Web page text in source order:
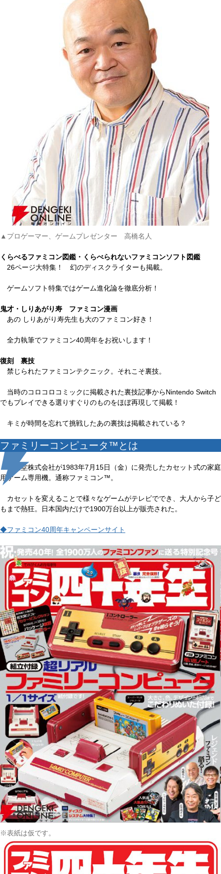
▲プロゲーマー、ゲームプレゼンター 高橋名人
くらべるファミコン図鑑・くらべられないファミコンソフト図鑑
26ページ大特集！ 幻のディスクライターも掲載。
ゲームソフト特集ではゲーム進化論を徹底分析！
鬼才・しりあがり寿 ファミコン漫画
あの しりあがり寿先生も大のファミコン好き！
全力執筆でファミコン40周年をお祝いします！
復刻 裏技
禁じられたファミコンテクニック。それこそ裏技。
当時のコロコロコミックに掲載された裏技記事からNintendo Switch
でもプレイできる選りすぐりのものをほぼ再現して掲載！
キミが時間を忘れて挑戦したあの裏技は掲載されている？
ファミリーコンピュータ™とは
任天堂株式会社が1983年7月15日（金）に発売したカセット式の家庭
用ゲーム専用機。通称ファミコン™。
カセットを変えることで様々なゲームがテレビででき、大人から子ど
もまで熱狂。日本国内だけで1900万台以上が販売された。
◆ファミコン40周年キャンペーンサイト
※表紙は仮です。